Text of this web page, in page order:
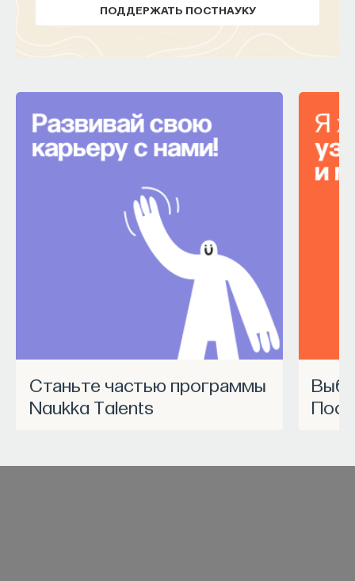
ПОДДЕРЖАТЬ ПОСТНАУКУ
Станьте частью программы
Naukka Talents
Выбрать курс Академии